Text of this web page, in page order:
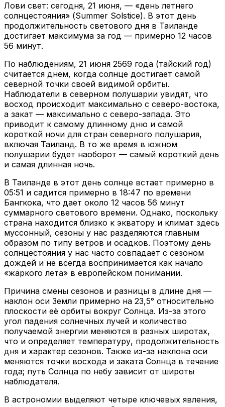
Лови свет: сегодня, 21 июня, — «день летнего
солнцестояния» (Summer Solstice). В этот день
продолжительность светового дня в Таиланде
достигает максимума за год — примерно 12 часов
56 минут.
По наблюдениям, 21 июня 2569 года (тайский год)
считается днем, когда солнце достигает самой
северной точки своей видимой орбиты.
Наблюдатели в северном полушарии увидят, что
восход происходит максимально с северо-востока,
а закат — максимально с северо-запада. Это
приводит к самому длинному дню и самой
короткой ночи для стран северного полушария,
включая Таиланд. В то же время в южном
полушарии будет наоборот — самый короткий день
и самая длинная ночь.
В Таиланде в этот день солнце встает примерно в
05:51 и садится примерно в 18:47 по времени
Бангкока, что дает около 12 часов 56 минут
суммарного светового времени. Однако, поскольку
страна находится близко к экватору и климат здесь
муссонный, сезоны у нас разделяются главным
образом по типу ветров и осадков. Поэтому день
солнцестояния у нас часто совпадает с сезоном
дождей и не всегда воспринимается как начало
«жаркого лета» в европейском понимании.
Причина смены сезонов и разницы в длине дня —
наклон оси Земли примерно на 23,5° относительно
плоскости её орбиты вокруг Солнца. Из-за этого
угол падения солнечных лучей и количество
получаемой энергии меняются в разных широтах,
что и определяет температуру, продолжительность
дня и характер сезонов. Также из-за наклона оси
меняются точки восхода и заката Солнца в течение
года; путь Солнца по небу зависит от широты
наблюдателя.
В астрономии выделяют четыре ключевых явления,